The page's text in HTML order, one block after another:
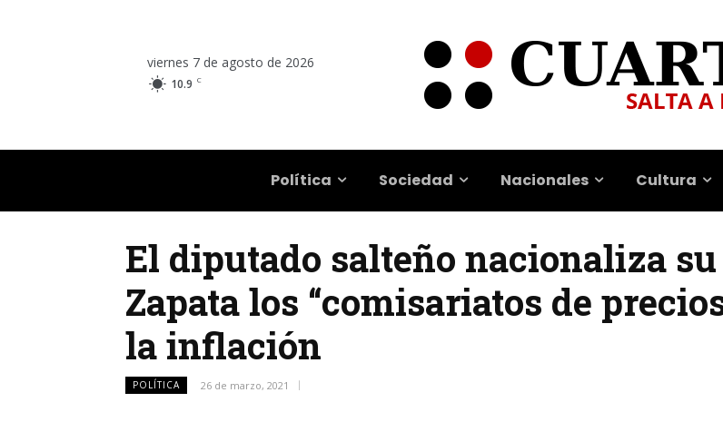
viernes 7 de agosto de 2026
10.9 C
Política Sociedad Nacionales Cultura
El diputado salteño nacionaliza
Zapata los “comisariatos de
la inflación
POLÍTICA 26 de marzo, 2021